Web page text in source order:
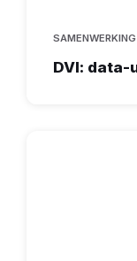
SAMENWERKING
DVI: